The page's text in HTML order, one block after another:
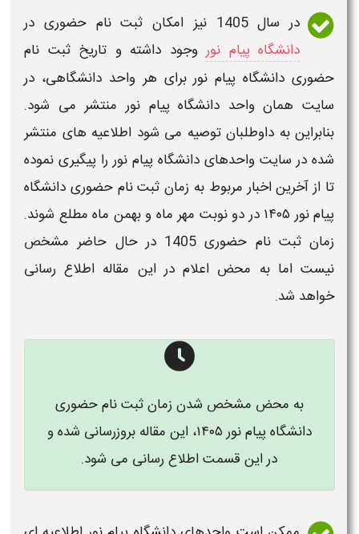
در سال1405 نیز امکان ثبت نام حضوری در
دانشگاه پیام نور وجود داشته و تاریخ ثبت نام
حضوری دانشگاه پیام نور​برای هر واحددانشگاهی، در
سایت همانواحد دانشگاه پیام نورمنتشر می شود.
بنابراین به داوطلبان توصیه می شود اطلاعیه های منتشر
شده در سایت واحدهای دانشگاه پیام نوررا پیگیری نموده
تا از آخرین اخبار مربوط به زمان ثبت نام حضوری دانشگاه
پیام نور ۱۴۰۵
در دو نوبت مهر ماه و بهمن ماه مطلع شوند.
زمان ثبت نام حضوری 1405
در حال حاضر مشخص
نیست اما به محض اعلام در این مقاله اطلاع رسانی
خواهد شد.
به محض مشخص شدن زمان ثبت نام حضوری
دانشگاه پیام نور ۱۴۰۵، این مقاله بروزرسانی شده و
در این قسمت اطلاع رسانی می شود.